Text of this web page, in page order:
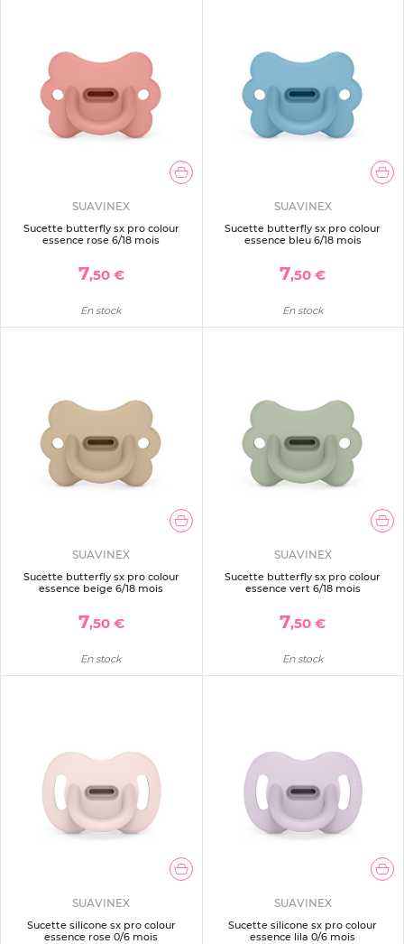
SUAVINEX
Sucette butterfly sx pro colour
essence rose 6/18 mois
7,50 €
En stock
SUAVINEX
Sucette butterfly sx pro colour
essence bleu 6/18 mois
7,50 €
En stock
SUAVINEX
Sucette butterfly sx pro colour
essence beige 6/18 mois
7,50 €
En stock
SUAVINEX
Sucette butterfly sx pro colour
essence vert 6/18 mois
7,50 €
En stock
SUAVINEX
Sucette silicone sx pro colour
essence rose 0/6 mois
SUAVINEX
Sucette silicone sx pro colour
essence lila 0/6 mois